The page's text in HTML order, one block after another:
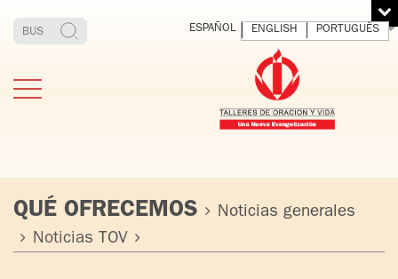
ESPAÑOL ENGLISH PORTUGUÊS
QUÉ OFRECEMOS
Noticias generales
Noticias TOV